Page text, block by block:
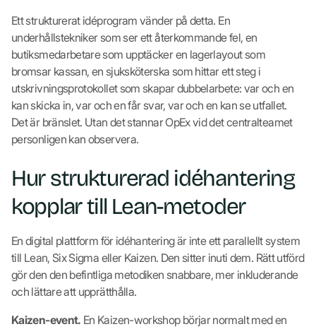
Ett strukturerat idéprogram vänder på detta. En
underhållstekniker som ser ett återkommande fel, en
butiksmedarbetare som upptäcker en lagerlayout som
bromsar kassan, en sjuksköterska som hittar ett steg i
utskrivningsprotokollet som skapar dubbelarbete: var och en
kan skicka in, var och en får svar, var och en kan se utfallet.
Det är bränslet. Utan det stannar OpEx vid det centralteamet
personligen kan observera.
Hur strukturerad idéhantering
kopplar till Lean-metoder
En digital plattform för idéhantering är inte ett parallellt system
till Lean, Six Sigma eller Kaizen. Den sitter inuti dem. Rätt utförd
gör den den befintliga metodiken snabbare, mer inkluderande
och lättare att upprätthålla.
Kaizen-event. En Kaizen-workshop börjar normalt med en